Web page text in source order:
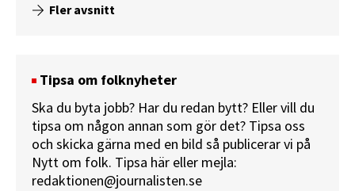
Fler avsnitt
Tipsa om folknyheter
Ska du byta jobb? Har du redan bytt? Eller vill du
tipsa om någon annan som gör det? Tipsa oss
och skicka gärna med en bild så publicerar vi på
Nytt om folk. Tipsa här eller mejla:
redaktionen@journalisten.se